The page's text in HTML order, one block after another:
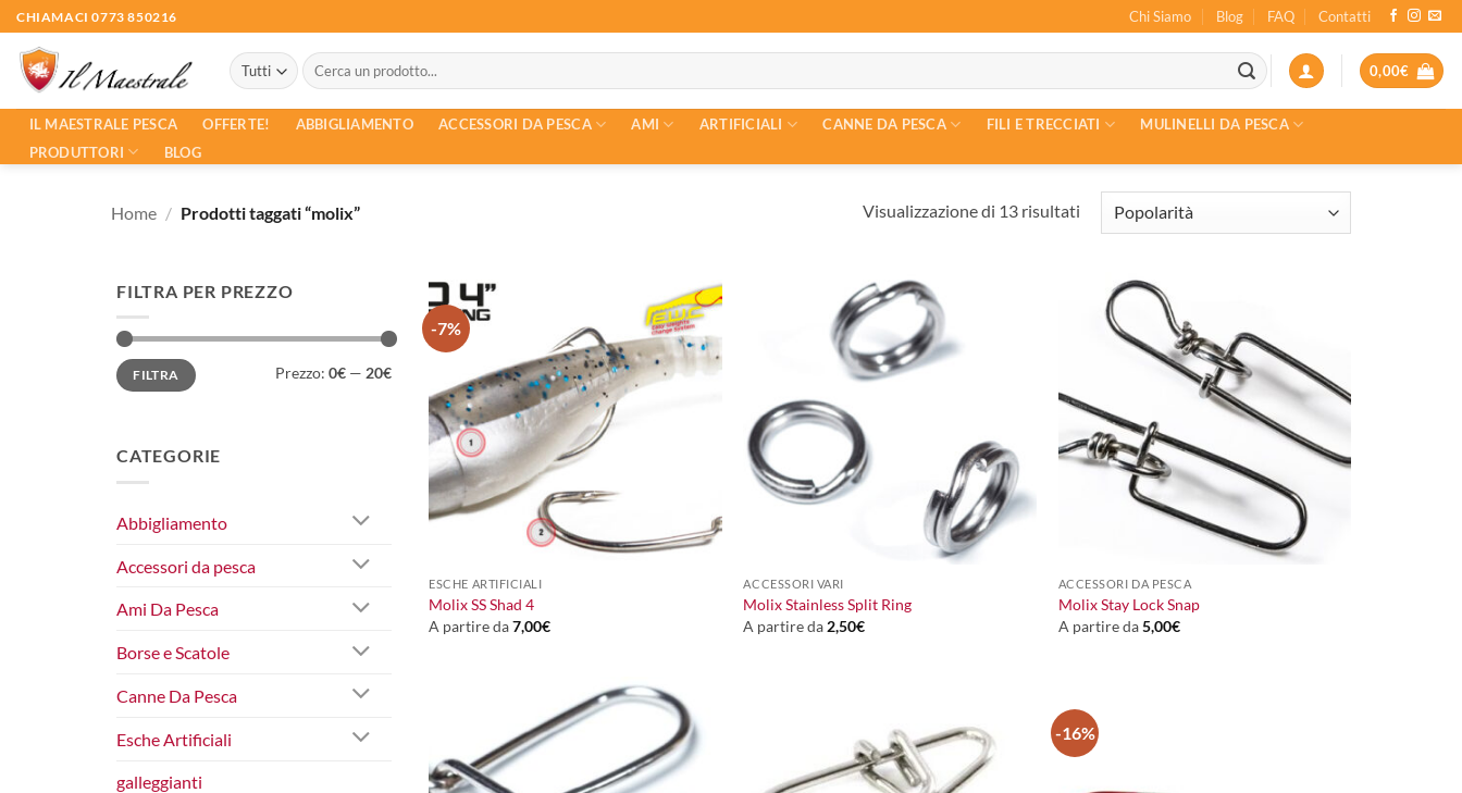
Salta
ai
contenuti
CHIAMACI 0773 850216 Chi Siamo Blog FAQ Contatti
Cerca:
0,00€
IL MAESTRALE PESCA OFFERTE! ABBIGLIAMENTO ACCESSORI DA PESCA AMI ARTIFICIALI CANNE DA PESCA FILI E TRECCIATI
MULINELLI DA PESCA
PRODUTTORI
BLOG
Home / Prodotti taggati “molix” Visualizzazione di 13 risultatiPopolarità
FILTRA PER PREZZO
Prezzo
Min
Prezzo
MaxFILTRA Prezzo: 0€— 20€
CATEGORIE
Abbigliamento
Accessori da pesca
Ami Da Pesca
Borse e Scatole
Canne Da Pesca
Esche Artificiali
galleggianti
-7%
ESCHE ARTIFICIALI
Molix SS Shad 4
A partire da7,00€
ACCESSORI VARI
Molix Stainless Split Ring
A partire da 2,50€
ACCESSORI DA PESCA
Molix Stay Lock Snap
A partire da5,00€
-16%